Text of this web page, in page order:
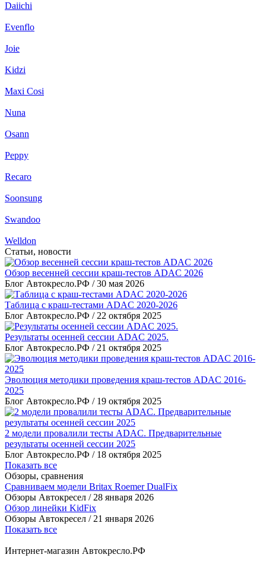
Daiichi
Evenflo
Joie
Kidzi
Maxi Cosi
Nuna
Osann
Peppy
Recaro
Soonsung
Swandoo
Welldon
Статьи, новости
Обзор весенней сессии краш-тестов ADAC 2026
Блог Автокресло.РФ /30 мая 2026
Таблица с краш-тестами ADAC 2020-2026
Блог Автокресло.РФ /22 октября 2025
Результаты осенней сессии ADAC 2025.
Блог Автокресло.РФ /21 октября 2025
Эволюция методики проведения краш-тестов ADAC 2016-
2025
Блог Автокресло.РФ / 19 октября 2025
2 модели провалили тесты ADAC. Предварительные
результаты осенней сессии 2025
Блог Автокресло.РФ / 18 октября 2025
Показать все
Обзоры, сравнения
Сравниваем модели Britax Roemer DualFix
Обзоры Автокресел /28 января 2026
Обзор линейки KidFix
Обзоры Автокресел /21 января 2026
Показать все
Интернет-магазин Автокресло.РФ